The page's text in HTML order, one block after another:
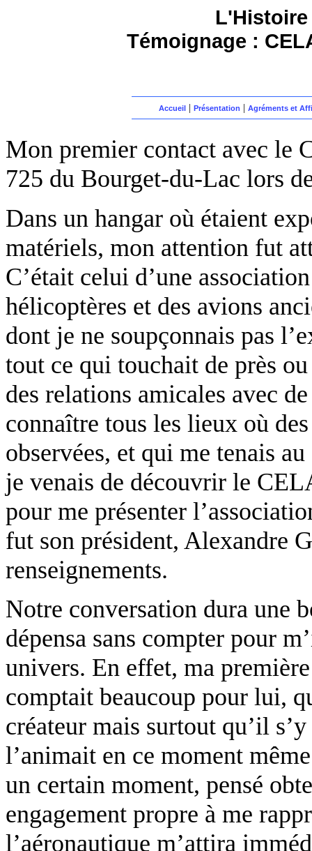
Témoignage :
Accueil | Présentation | Agréments et
Mon premier contact avec le
725 du Bourget-du-Lac lors
Dans un hangar où étaient
matériels, mon attention fut
C’était celui d’une
hélicoptères et des avions
dont je ne soupçonnais pas
tout ce qui touchait de près
des relations amicales avec
connaître tous les lieux où
observées, et qui me tenais
je venais de découvrir le
pour me présenter
fut son président, Alexandre
renseignements.
Notre conversation dura une
dépensa sans compter pour
univers. En effet, ma
comptait beaucoup pour lui,
créateur mais surtout qu’il
l’animait en ce moment
un certain moment, pensé
engagement propre à me
l’aéronautique m’attira